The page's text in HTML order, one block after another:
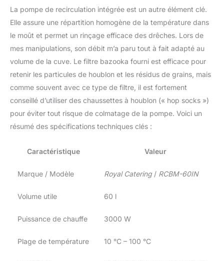
La pompe de recirculation intégrée est un autre élément clé.
Elle assure une répartition homogène de la température dans
le moût et permet un rinçage efficace des drêches. Lors de
mes manipulations, son débit m’a paru tout à fait adapté au
volume de la cuve. Le filtre bazooka fourni est efficace pour
retenir les particules de houblon et les résidus de grains, mais
comme souvent avec ce type de filtre, il est fortement
conseillé d’utiliser des chaussettes à houblon (« hop socks »)
pour éviter tout risque de colmatage de la pompe. Voici un
résumé des spécifications techniques clés :
Caractéristique Valeur
Marque / Modèle Royal Catering/ RCBM-60IN
Volume utile 60 l
Puissance de chauffe 3000 W
Plage de température 10 °C – 100 °C